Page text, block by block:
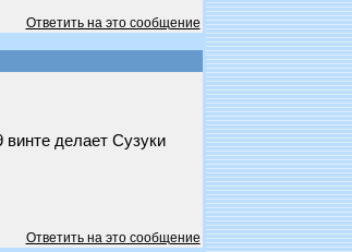
Ответить на это сообщение
делает Сузуки
Ответить на это сообщение